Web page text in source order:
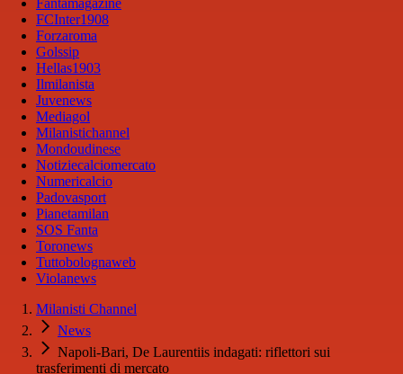
Fantamagazine
FCInter1908
Forzaroma
Golssip
Hellas1903
Ilmilanista
Juvenews
Mediagol
Milanistichannel
Mondoudinese
Notiziecalciomercato
Numericalcio
Padovasport
Pianetamilan
SOS Fanta
Toronews
Tuttobolognaweb
Violanews
Milanisti Channel
News
Napoli-Bari, De Laurentiis indagati: riflettori sui
trasferimenti di mercato